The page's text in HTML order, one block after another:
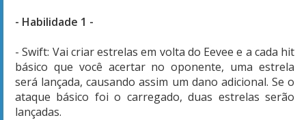
- Habilidade 1 -
- Swift: Vai criar estrelas em volta do Eevee e a cada hit
básico que você acertar no oponente, uma estrela
será lançada, causando assim um dano adicional. Se o
ataque básico foi o carregado, duas estrelas serão
lançadas.